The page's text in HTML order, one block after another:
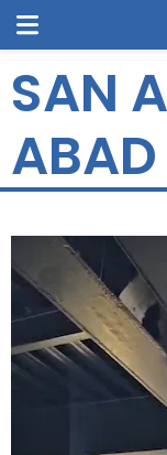
SAN
ABAD